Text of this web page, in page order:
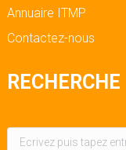
Annuaire ITMP
Contactez-nous
RECHERCHE
Recherche